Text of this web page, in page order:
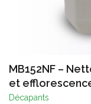
MB152NF –
et
Décapants